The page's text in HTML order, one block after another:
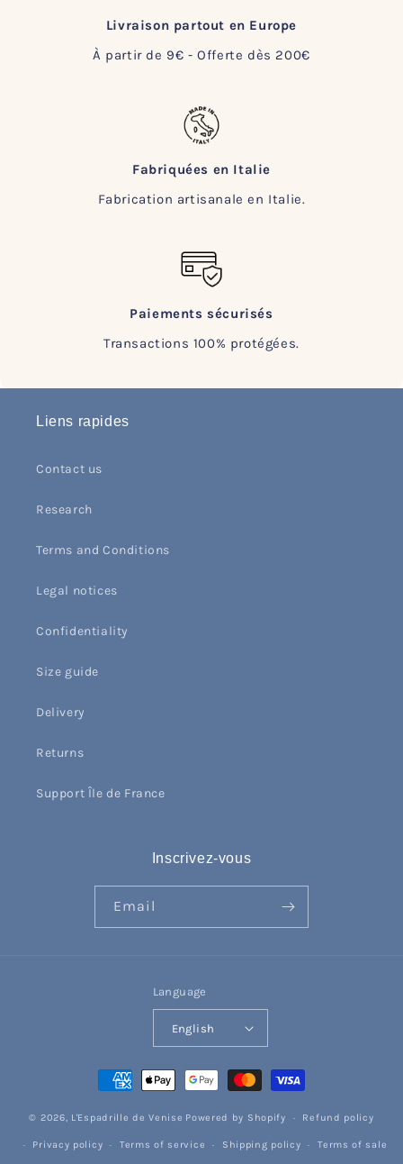
Livraison partout en Europe
À partir de 9€ - Offerte dès 200€
Fabriquées en Italie
Fabrication artisanale en Italie.
Paiements sécurisés
Transactions 100% protégées.
Liens rapides
Contact us
Research
Terms and Conditions
Legal notices
Confidentiality
Size guide
Delivery
Returns
Support Île de France
Inscrivez-vous
Email
Language
English
Payment
methods
© 2026, L'Espadrille de Venise Powered by Shopify Refund policy
Privacy policy Terms of service Shipping policy Terms of sale